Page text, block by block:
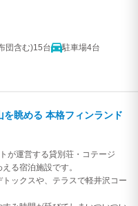
団含む)15台 駐車場4台
眺める 本格フィンランド
が運営する貸別荘・コテージ
る宿泊施設です。
ックスや、テラスで軽井沢コー